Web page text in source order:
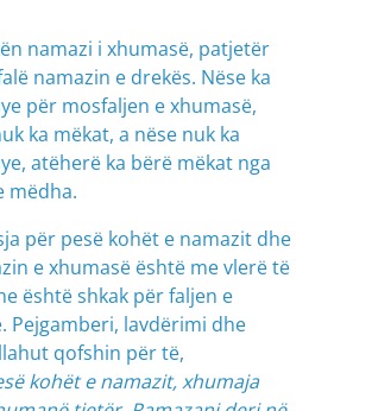
namazi i xhumasë, patjetër
namazin e drekës. Nëse ka
për mosfaljen e xhumasë,
ka mëkat, a nëse nuk ka
atëherë ka bërë mëkat nga
mëdha.
për pesë kohët e namazit dhe
e xhumasë është me vlerë të
është shkak për faljen e
Pejgamberi, lavdërimi dhe
qofshin për të,
kohët e namazit, xhumaja